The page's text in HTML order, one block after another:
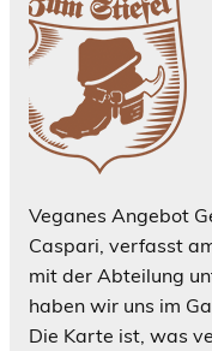
Veganes Angebot
Caspari, verfasst
mit der Abteilung
haben wir uns im
Die Karte ist, was